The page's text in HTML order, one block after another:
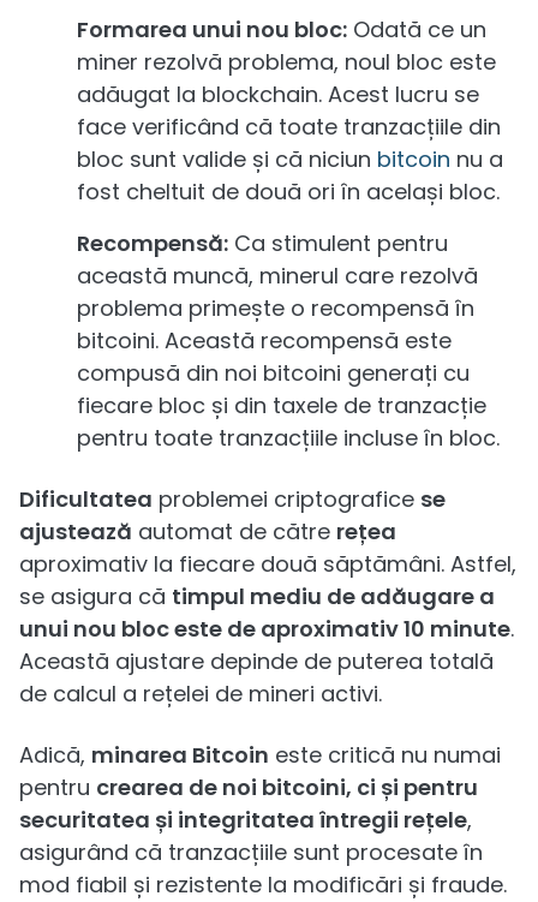
Formarea unui nou bloc: Odată ce un
miner rezolvă problema, noul bloc este
adăugat la blockchain. Acest lucru se
face verificând că toate tranzacțiile din
bloc sunt valide și că niciun bitcoin nu a
fost cheltuit de două ori în același bloc.
Recompensă: Ca stimulent pentru
această muncă, minerul care rezolvă
problema primește o recompensă în
bitcoini. Această recompensă este
compusă din noi bitcoini generați cu
fiecare bloc și din taxele de tranzacție
pentru toate tranzacțiile incluse în bloc.
Dificultatea problemei criptografice se
ajustează automat de către rețea
aproximativ la fiecare două săptămâni. Astfel,
se asigura că timpul mediu de adăugare a
unui nou bloc este de aproximativ 10 minute.
Această ajustare depinde de puterea totală
de calcul a rețelei de mineri activi.
Adică, minarea Bitcoin este critică nu numai
pentru crearea de noi bitcoini, ci și pentru
securitatea și integritatea întregii rețele,
asigurând că tranzacțiile sunt procesate în
mod fiabil și rezistente la modificări și fraude.